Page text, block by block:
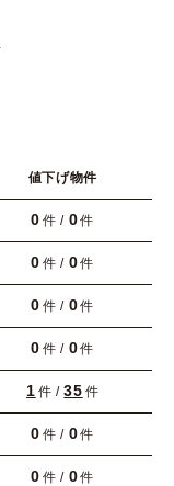
値下げ物件
0 件 / 0件
0 件 / 0件
0 件 / 0件
0 件 / 0件
1 件 /35 件
0 件 / 0件
0 件 / 0件